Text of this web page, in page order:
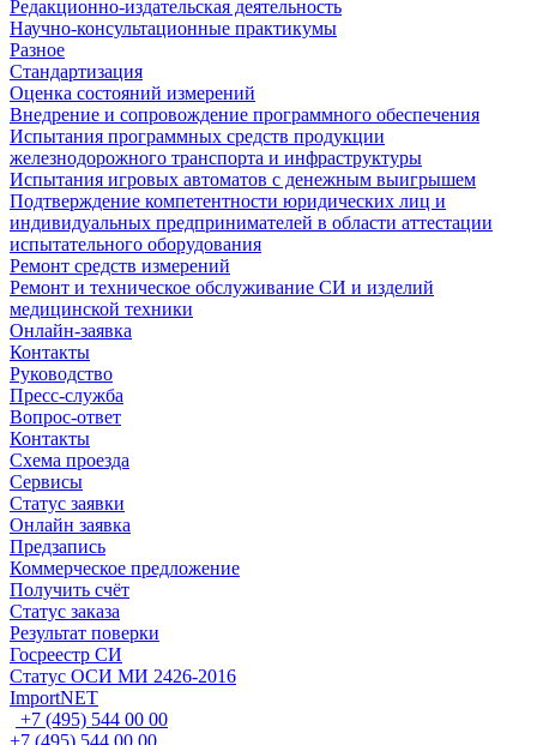
Редакционно-издательская деятельность
Научно-консультационные практикумы
Разное
Стандартизация
Оценка состояний измерений
Внедрение и сопровождение программного обеспечения
Испытания программных средств продукции
железнодорожного транспорта и инфраструктуры
Испытания игровых автоматов с денежным выигрышем
Подтверждение компетентности юридических лиц и
индивидуальных предпринимателей в области аттестации
испытательного оборудования
Ремонт средств измерений
Ремонт и техническое обслуживание СИ и изделий
медицинской техники
Онлайн-заявка
Контакты
Руководство
Пресс-служба
Вопрос-ответ
Контакты
Схема проезда
Сервисы
Статус заявки
Онлайн заявка
Предзапись
Коммерческое предложение
Получить счёт
Статус заказа
Результат поверки
Госреестр СИ
Статус ОСИ МИ 2426-2016
ImportNET
+7 (495) 544 00 00
+7 (495) 544 00 00